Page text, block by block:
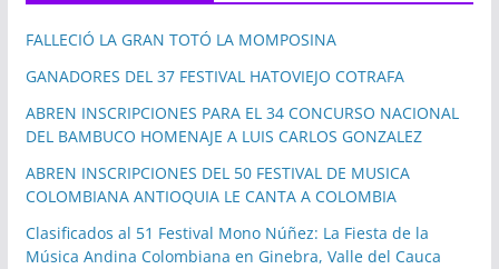
FALLECIÓ LA GRAN TOTÓ LA MOMPOSINA
GANADORES DEL 37 FESTIVAL HATOVIEJO COTRAFA
ABREN INSCRIPCIONES PARA EL 34 CONCURSO NACIONAL
DEL BAMBUCO HOMENAJE A LUIS CARLOS GONZALEZ
ABREN INSCRIPCIONES DEL 50 FESTIVAL DE MUSICA
COLOMBIANA ANTIOQUIA LE CANTA A COLOMBIA
Clasificados al 51 Festival Mono Núñez: La Fiesta de la
Música Andina Colombiana en Ginebra, Valle del Cauca